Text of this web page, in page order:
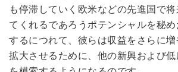
も停滞していく欧米などの先進国で
てくれるであろうポテンシャルを秘
するにつれて、彼らは収益をさらに
拡大させるために、他の新興および